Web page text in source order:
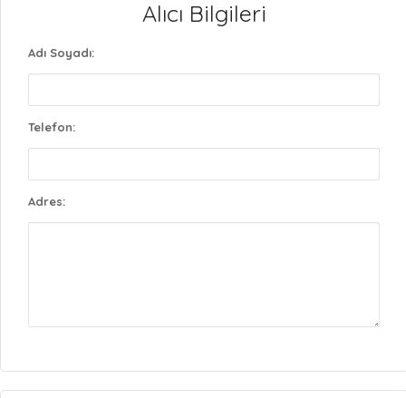
Alıcı Bilgileri
Adı Soyadı:
Telefon:
Adres: